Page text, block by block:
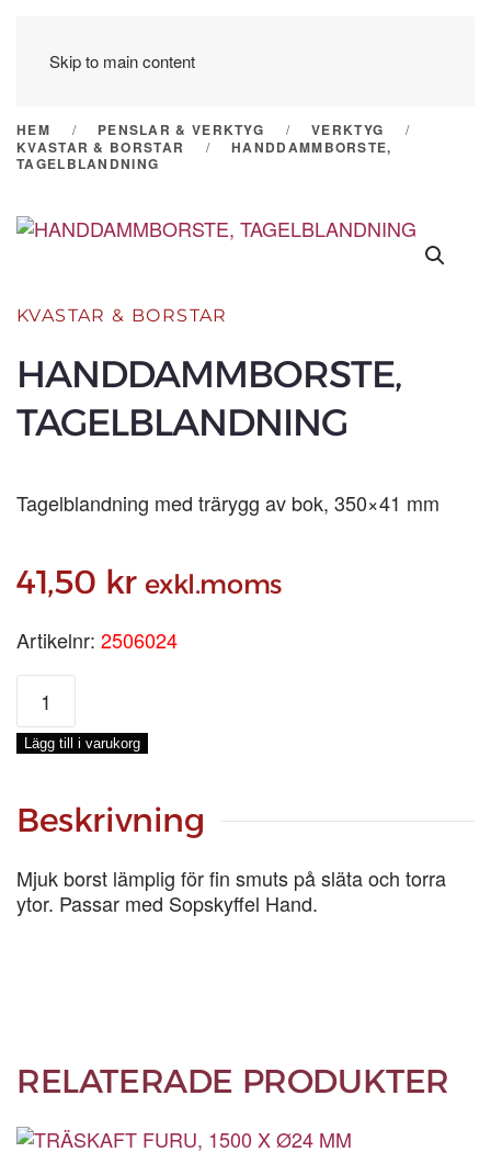
Skip to main content
HEM PENSLAR & VERKTYG
VERKTYG
KVASTAR & BORSTAR
HANDDAMMBORSTE,
TAGELBLANDNING
KVASTAR & BORSTAR
HANDDAMMBORSTE,
TAGELBLANDNING
Tagelblandning med trärygg av bok, 350×41 mm
41,50 kr exkl.moms
Artikelnr: 2506024
HANDDAMMBORSTE,
TAGELBLANDNING
mängd
Lägg till i varukorg
Beskrivning
Mjuk borst lämplig för fin smuts på släta och torra
ytor. Passar med Sopskyffel Hand.
RELATERADE PRODUKTER